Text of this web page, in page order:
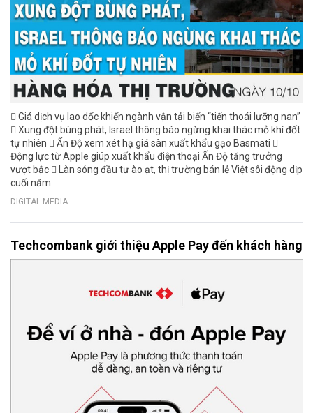
 Giá dịch vụ lao dốc khiến ngành vận tải biển “tiến thoái lưỡng nan”
 Xung đột bùng phát, Israel thông báo ngừng khai thác mỏ khí đốt
tự nhiên  Ấn Độ xem xét hạ giá sàn xuất khẩu gạo Basmati 
Động lực từ Apple giúp xuất khẩu điện thoại Ấn Độ tăng trưởng
vượt bậc  Làn sóng đầu tư ào ạt, thị trường bán lẻ Việt sôi động dịp
cuối năm
DIGITAL MEDIA
Techcombank giới thiệu Apple Pay đến khách hàng